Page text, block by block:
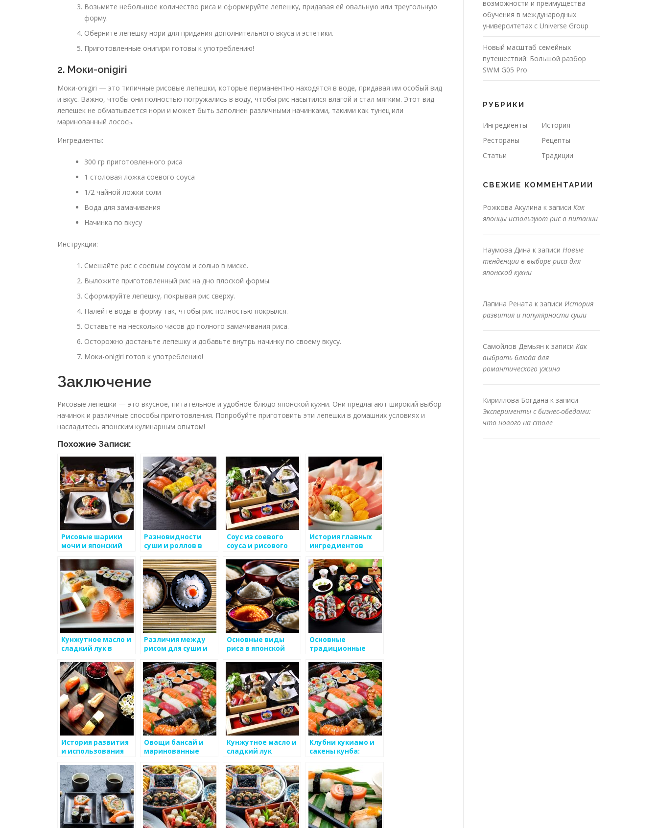
Возьмите небольшое количество риса и сформируйте лепешку, придавая ей овальную или треугольную
форму.
Оберните лепешку нори для придания дополнительного вкуса и эстетики.
Приготовленные онигири готовы к употреблению!
2. Моки-onigiri
Моки-onigiri — это типичные рисовые лепешки, которые перманентно находятся в воде, придавая им особый вид
и вкус. Важно, чтобы они полностью погружались в воду, чтобы рис насытился влагой и стал мягким. Этот вид
лепешек не обматывается нори и может быть заполнен различными начинками, такими как тунец или
маринованный лосось.
Ингредиенты:
300 гр приготовленного риса
1 столовая ложка соевого соуса
1/2 чайной ложки соли
Вода для замачивания
Начинка по вкусу
Инструкции:
Смешайте рис с соевым соусом и солью в миске.
Выложите приготовленный рис на дно плоской формы.
Сформируйте лепешку, покрывая рис сверху.
Налейте воды в форму так, чтобы рис полностью покрылся.
Оставьте на несколько часов до полного замачивания риса.
Осторожно достаньте лепешку и добавьте внутрь начинку по своему вкусу.
Моки-onigiri готов к употреблению!
Заключение
Рисовые лепешки — это вкусное, питательное и удобное блюдо японской кухни. Они предлагают широкий выбор
начинок и различные способы приготовления. Попробуйте приготовить эти лепешки в домашних условиях и
насладитесь японским кулинарным опытом!
Похожие Записи:
Рисовые шарики
мочи и японский
крахмал
Разновидности
суши и роллов в
ресторанах
Соус из соевого
соуса и рисового
волшебство
японской кухни
История главных
ингредиентов
Кунжутное масло и
сладкий лук в
идеальное
сочетание для
традиционной
японской кухни
Различия между
рисом для суши и
блюд
Основные виды
риса в японской
Основные
традиционные
японской кухни,
представленные в
ресторанах
История развития
и использования
японской кухне
Овощи бансай и
маринованные
Кунжутное масло и
сладкий лук
Клубни кукиамо и
сакены кунба:
японской
гастрономии
возможности и преимущества
обучения в международных
университетах с Universe Group
Новый масштаб семейных
путешествий: Большой разбор
SWM G05 Pro
РУБРИКИ
Ингредиенты
История
Рестораны
Рецепты
Статьи
Традиции
СВЕЖИЕ КОММЕНТАРИИ
Рожкова Акулина к записи Как
японцы используют рис в питании
Наумова Дина к записи Новые
тенденции в выборе риса для
японской кухни
Лапина Рената к записи История
развития и популярности суши
Самойлов Демьян к записи Как
выбрать блюда для
романтического ужина
Кириллова Богдана к записи
Эксперименты с бизнес-обедами:
что нового на столе